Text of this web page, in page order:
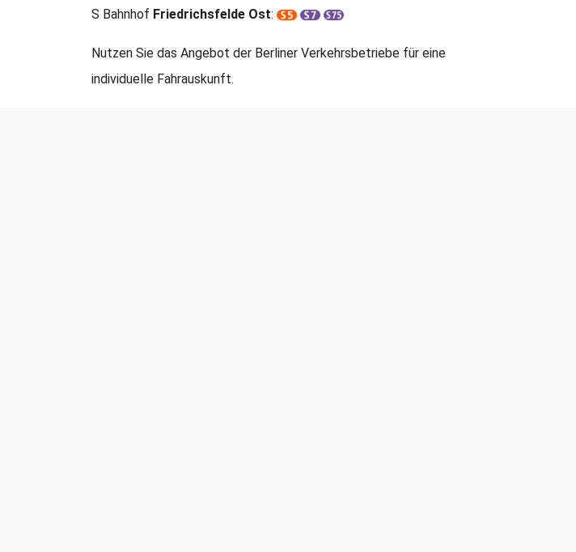
S Bahnhof Friedrichsfelde Ost:
Nutzen Sie das Angebot der Berliner Verkehrsbetriebe für eine
individuelle Fahrauskunft.